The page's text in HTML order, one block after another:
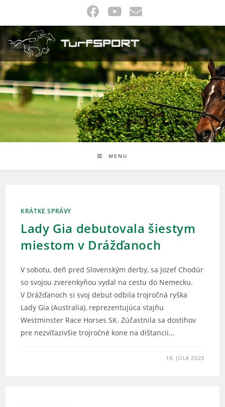
content
MENU
KRÁTKE SPRÁVY
Lady Gia debutovala šiestym
miestom v Drážďanoch
V sobotu, deň pred Slovenským derby, sa Jozef Chodúr
so svojou zverenkyňou vydal na cestu do Nemecku.
V Drážďanoch si svoj debut odbila trojročná ryška
Lady Gia (Australia), reprezentujúca stajňu
Westminster Race Horses SK. Zúčastnila sa dostihov
pre nezvíťazivšie trojročné kone na dištancii…
18. JÚLA 2023